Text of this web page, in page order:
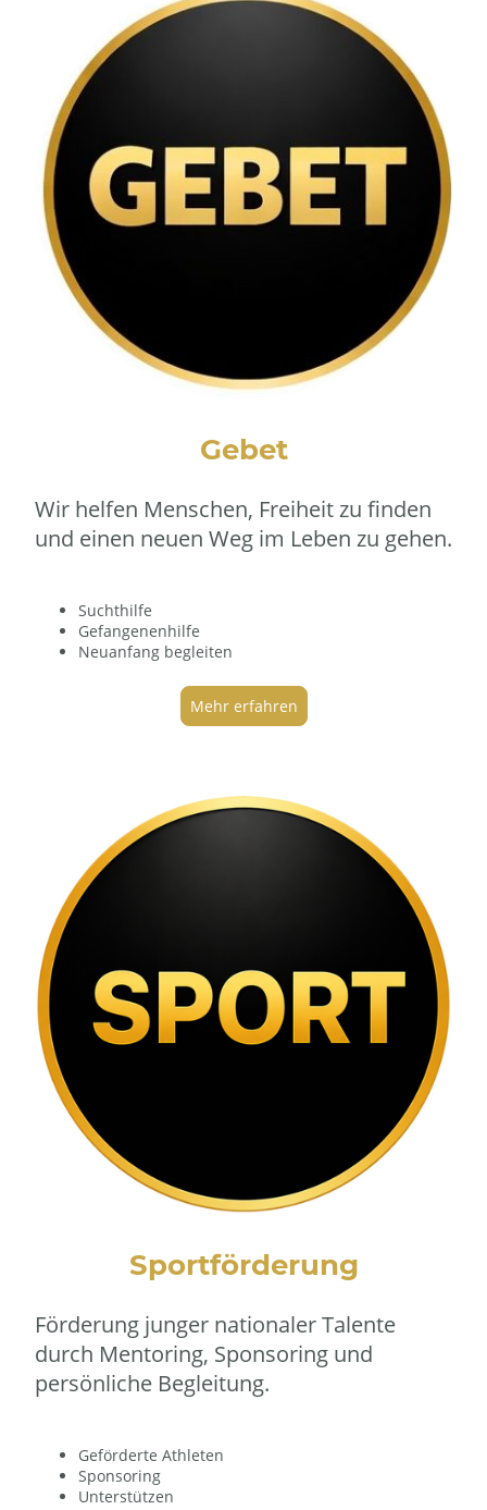
Gebet
Wir helfen Menschen, Freiheit zu finden
und einen neuen Weg im Leben zu gehen.
Suchthilfe
Gefangenenhilfe
Neuanfang begleiten
Mehr erfahren
Sportförderung
Förderung junger nationaler Talente
durch Mentoring, Sponsoring und
persönliche Begleitung.
Geförderte Athleten
Sponsoring
Unterstützen